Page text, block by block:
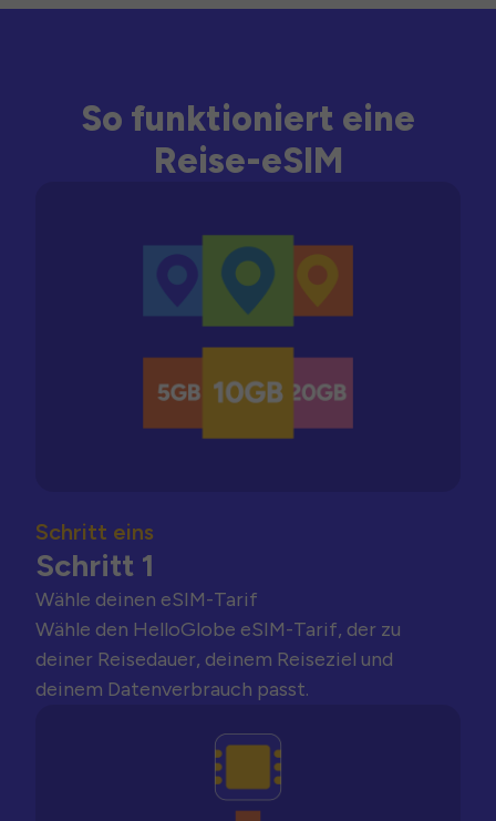
So funktioniert eine
Reise-eSIM
Schritt eins
Schritt 1
Wähle deinen eSIM-Tarif
Wähle den HelloGlobe eSIM-Tarif, der zu
deiner Reisedauer, deinem Reiseziel und
deinem Datenverbrauch passt.